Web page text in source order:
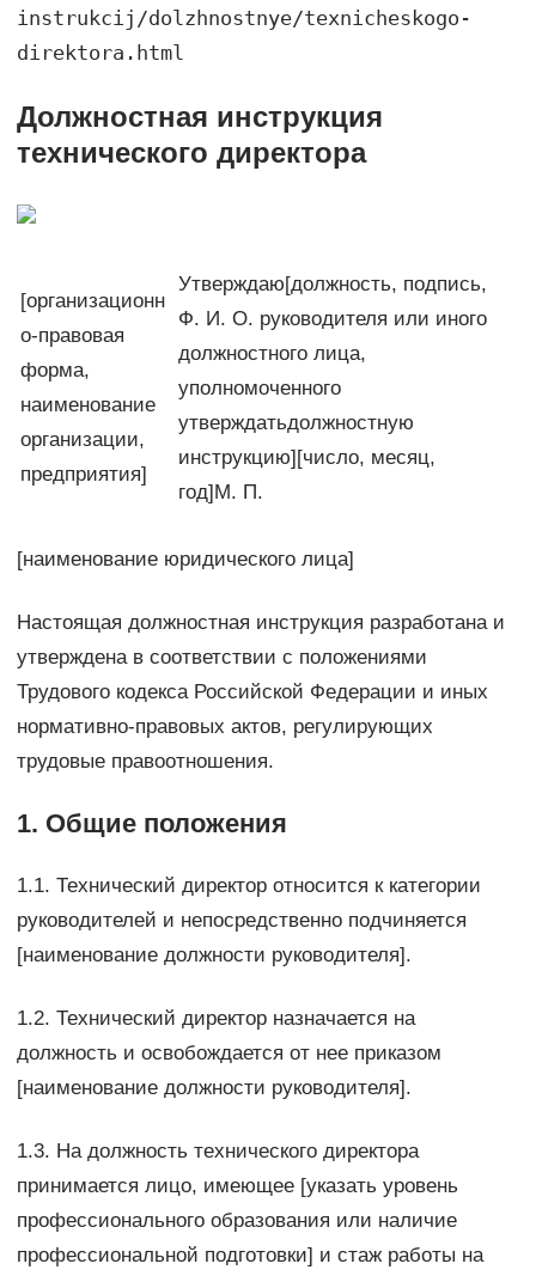
instrukcij/dolzhnostnye/texnicheskogo-
direktora.html
Должностная инструкция
технического директора
[организационн
о-правовая
форма,
наименование
организации,
предприятия]
Утверждаю[должность, подпись,
Ф. И. О. руководителя или иного
должностного лица,
уполномоченного
утверждатьдолжностную
инструкцию][число, месяц,
год]М. П.
[наименование юридического лица]
Настоящая должностная инструкция разработана и
утверждена в соответствии с положениями
Трудового кодекса Российской Федерации и иных
нормативно-правовых актов, регулирующих
трудовые правоотношения.
1. Общие положения
1.1. Технический директор относится к категории
руководителей и непосредственно подчиняется
[наименование должности руководителя].
1.2. Технический директор назначается на
должность и освобождается от нее приказом
[наименование должности руководителя].
1.3. На должность технического директора
принимается лицо, имеющее [указать уровень
профессионального образования или наличие
профессиональной подготовки] и стаж работы на